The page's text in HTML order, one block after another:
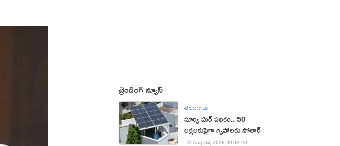
ట్రెండింగ్ న్యూస్
తెలంగాణ
సూర్య ఘర్ పథకం.. 50
లక్షలకుపైగా గృహాలకు సోలార్
Aug 04, 2026, 10:08 IST